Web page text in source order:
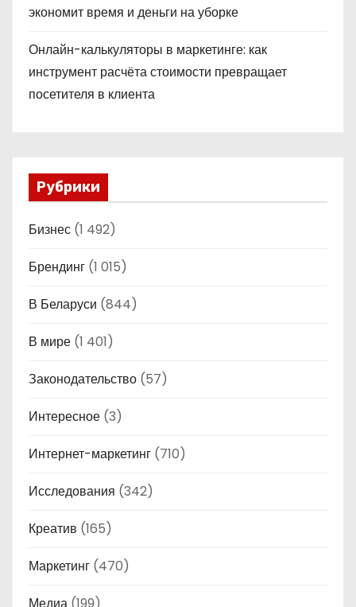
экономит время и деньги на уборке
Онлайн-калькуляторы в маркетинге: как
инструмент расчёта стоимости превращает
посетителя в клиента
Рубрики
Бизнес (1 492)
Брендинг (1 015)
В Беларуси (844)
В мире (1 401)
Законодательство (57)
Интересное (3)
Интернет-маркетинг (710)
Исследования (342)
Креатив (165)
Маркетинг (470)
Медиа (199)